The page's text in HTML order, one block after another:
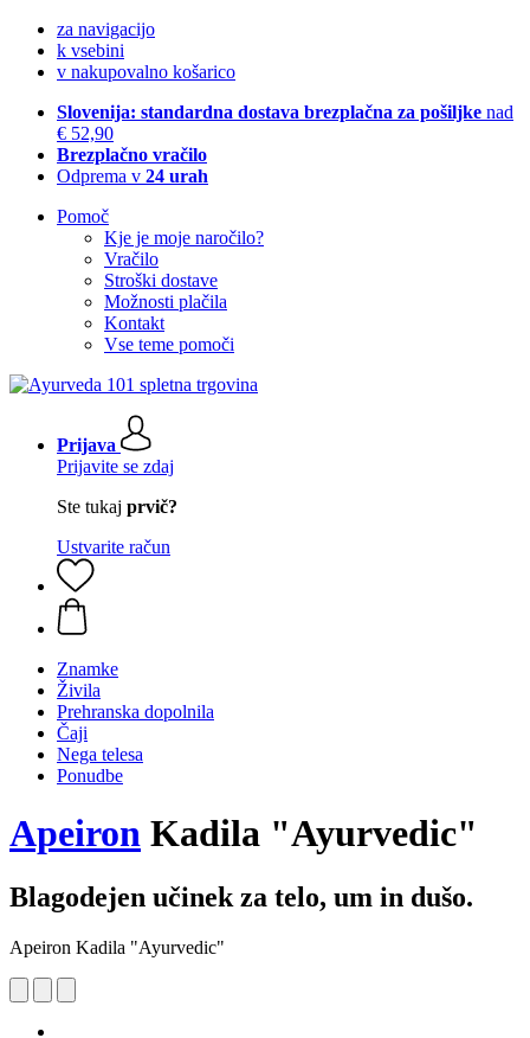
za navigacijo
k vsebini
v nakupovalno košarico
Slovenija: standardna dostava brezplačna za pošiljke nad
€ 52,90
Brezplačno vračilo
Odprema v 24 urah
Pomoč
Kje je moje naročilo?
Vračilo
Stroški dostave
Možnosti plačila
Kontakt
Vse teme pomoči
Prijava
Prijavite se zdaj
Ste tukaj prvič?
Ustvarite račun
Znamke
Živila
Prehranska dopolnila
Čaji
Nega telesa
Ponudbe
Apeiron Kadila "Ayurvedic"
Blagodejen učinek za telo, um in dušo.
Apeiron Kadila "Ayurvedic"